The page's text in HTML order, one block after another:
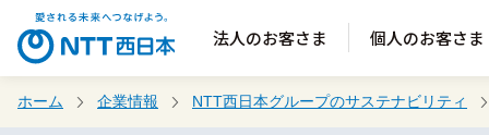
法人のお客さま 個人のお客さま
ホーム 企業情報 NTT西日本グループのサステナビリティ